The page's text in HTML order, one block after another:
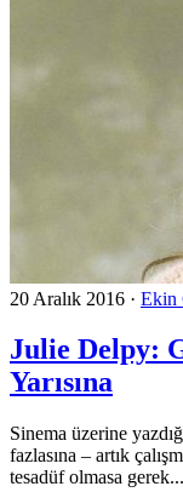
20 Aralık 2016 · Ekin
Julie Delpy:
Yarısına
Sinema üzerine
fazlasına – artık
tesadüf olmasa gerek...